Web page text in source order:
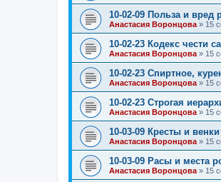
10-02-09 Польза и вред
Анастасия Воронцова » 15
10-02-23 Кодекс чести
Анастасия Воронцова » 15
10-02-23 Спиртное,
Анастасия Воронцова » 15
10-02-23 Строгая
Анастасия Воронцова » 15
10-03-09 Кресты и
Анастасия Воронцова » 15
10-03-09 Расы и места
Анастасия Воронцова » 15